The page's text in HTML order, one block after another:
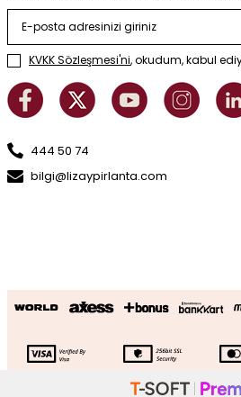
KVKK Sözleşmesi'ni, okudum, kabul
444 50 74
bilgi@lizaypirlanta.com